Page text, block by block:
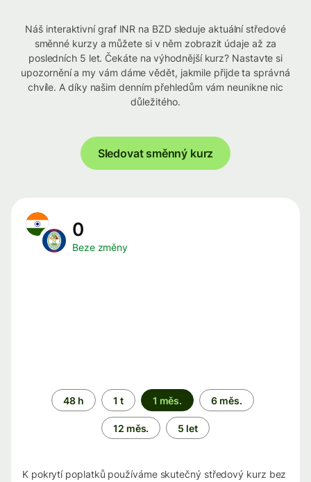
Náš interaktivní graf INR na BZD sleduje aktuální středové
směnné kurzy a můžete si v něm zobrazit údaje až za
posledních 5 let. Čekáte na výhodnější kurz? Nastavte si
upozornění a my vám dáme vědět, jakmile přijde ta správná
chvíle. A díky našim denním přehledům vám neunikne nic
důležitého.
Sledovat směnný kurz
0
Beze změny
Časové
období
48 h 1 t 1 měs. 6 měs.
12 měs. 5 let
K pokrytí poplatků používáme skutečný středový kurz bez